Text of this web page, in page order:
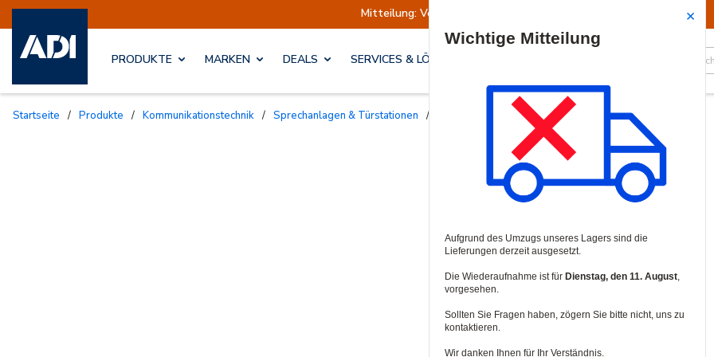
Mitteilung: Versand ausgesetzt
PRODUKTE MARKEN DEALS SERVICES & LÖSUNGEN
Startseite / Produkte / Kommunikationstechnik / Sprechanlagen & Türstationen / Gehäuse für Sprechanlagen